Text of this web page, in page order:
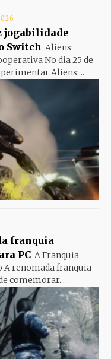
jogabilidade
Switch Aliens:
No dia 25 de
Aliens:...
franquia
PC A Franquia
A renomada franquia
comemorar...